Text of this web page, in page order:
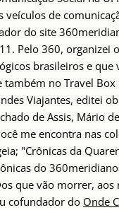
de
do site
Pelo 360, organizei
brasileiros e que
no Travel
Viajantes, editei
de Assis, Mário
me encontra nas
"Crônicas da
do
que vão morrer, aos
cofundador do Onde